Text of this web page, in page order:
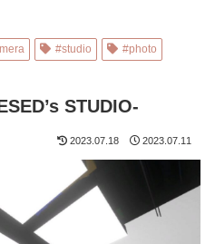
#studio #photo
STUDIO-
2023.07.18 2023.07.11